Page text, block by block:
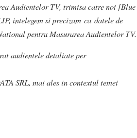
Audientelor TV, trimisa catre noi [Blue
intelegem si precizam ca datele de
pentru Masurarea Audientelor TV.
audientele detaliate per
SRL, mai ales in contextul temei